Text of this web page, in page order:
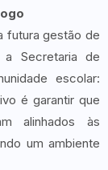
futura gestão de
Secretaria de
escolar:
é garantir que
alinhados às
um ambiente